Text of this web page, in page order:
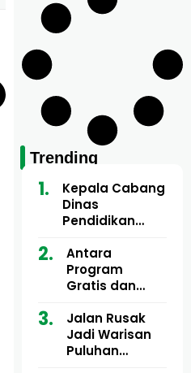
Trending
Kepala Cabang
Dinas
Pendidikan
Utara Buka
Pelatihan Deep
Learning serta
Artifisial bagi
Guru
Matematika
Antara
Program
Gratis dan
Motor Imum
Gampong, Uji
Nyali APH
Jalan Rusak
Jadi Warisan
Puluhan